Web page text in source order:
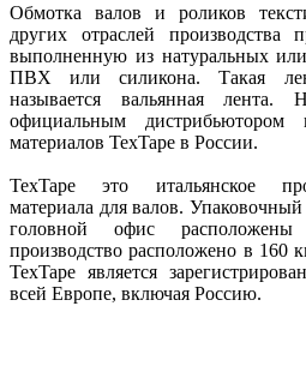
Обмотка валов и роликов
других отраслей производства
выполненную из натуральных
ПВХ или силикона. Такая
называется вальянная лента.
официальным дистрибьютором
материалов TexTape в России.
TexTape это итальянское
материала для валов. Упаковочный
головной офис
производство расположено в 160
TexTape является
всей Европе, включая Россию.